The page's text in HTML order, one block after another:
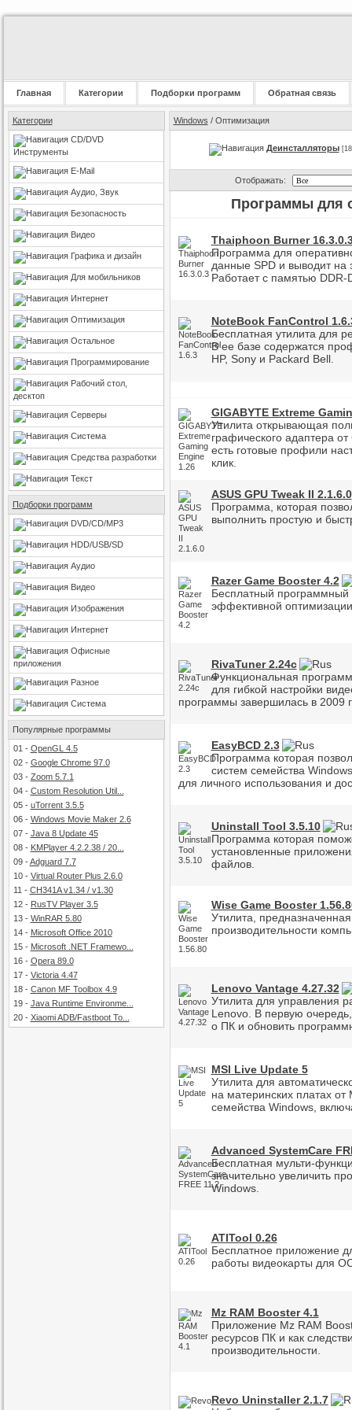
Главная Категории Подборки программ Обратная связь
Категории
CD/DVD
Инструменты
E-Mail
Аудио, Звук
Безопасность
Видео
Графика и дизайн
Для мобильников
Интернет
Оптимизация
Остальное
Программирование
Рабочий стол,
десктоп
Серверы
Система
Средства разработки
Текст
Подборки программ
DVD/CD/MP3
HDD/USB/SD
Аудио
Видео
Изображения
Интернет
Офисные
приложения
Разное
Система
Популярные программы
01 - OpenGL 4.5
02- Google Chrome 97.0
03- Zoom 5.7.1
04- Custom Resolution Util...
05- uTorrent 3.5.5
06- Windows Movie Maker 2.6
07- Java 8 Update 45
08- KMPlayer 4.2.2.38 / 20...
09-Adguard 7.7
10- Virtual Router Plus 2.6.0
11 - CH341A v1.34 / v1.30
12- RusTV Player 3.5
13- WinRAR 5.80
14- Microsoft Office 2010
15- Microsoft .NET Framewo...
16- Opera 89.0
17- Victoria 4.47
18- Canon MF Toolbox 4.9
19- Java Runtime Environme...
20- Xiaomi ADB/Fastboot To...
Windows / Оптимизация
Деинсталляторы
Отображать:
Программы для
Thaiphoon Burner
Программа для
данные SPD и выводит
Работает с памятью DDR-
NoteBook FanControl
Бесплатная утилита для
В ее базе содержатся
HP, Sony и Packard Bell.
GIGABYTE Extreme
Утилита открывающая
графического адаптера
есть готовые профили
клик.
ASUS GPU Tweak II 2.1.6.0
Программа, которая
выполнить простую и
Razer Game Booster 4.2
Бесплатный программный
эффективной
RivaTuner 2.24c
Функциональная
для гибкой настройки
программы завершилась в 2009
EasyBCD 2.3
Программа которая
систем семейства
для личного использования и
Uninstall Tool 3.5.10
Программа которая
установленные
файлов.
Wise Game Booster
Утилита,
производительности
Lenovo Vantage 4.27.32
Утилита для управления
Lenovo. В первую
о ПК и обновить
MSI Live Update 5
Утилита для
на материнских платах
семейства Windows,
Advanced SystemCare
Бесплатная мульти-
значительно увеличить
Windows.
ATITool 0.26
Бесплатное приложение
работы видеокарты для
Mz RAM Booster 4.1
Приложение Mz RAM
ресурсов ПК и как
производительности.
Revo Uninstaller 2.1.7